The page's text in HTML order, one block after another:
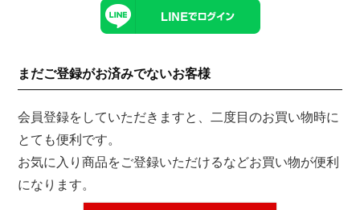
まだご登録がお済みでないお客様
会員登録をしていただきますと、二度目のお買い物時に
とても便利です。
お気に入り商品をご登録いただけるなどお買い物が便利
になります。